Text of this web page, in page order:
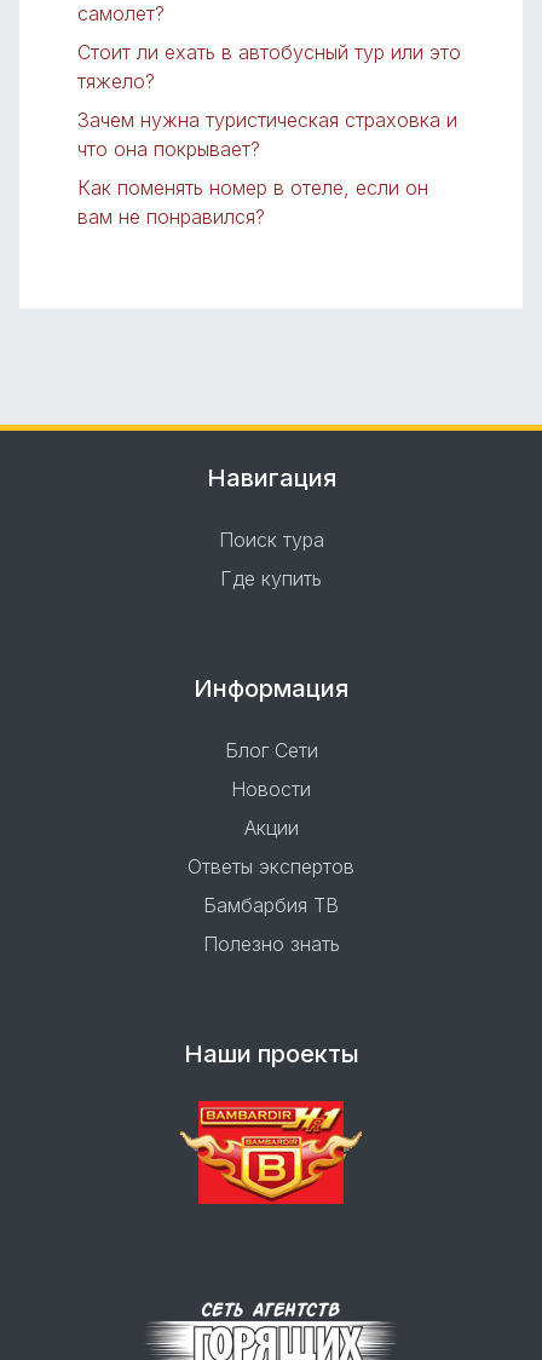
самолет?
Стоит ли ехать в автобусный тур или это
тяжело?
Зачем нужна туристическая страховка и
что она покрывает?
Как поменять номер в отеле, если он
вам не понравился?
Навигация
Поиск тура
Где купить
Информация
Блог Сети
Новости
Акции
Ответы экспертов
Бамбарбия ТВ
Полезно знать
Наши проекты